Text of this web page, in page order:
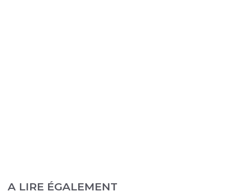
A LIRE ÉGALEMENT